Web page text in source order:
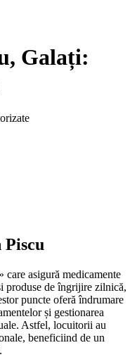
Galați:
Piscu
asigură medicamente
produse de îngrijire zilnică,
puncte oferă îndrumare
și gestionarea
Astfel, locuitorii au
beneficiind de un